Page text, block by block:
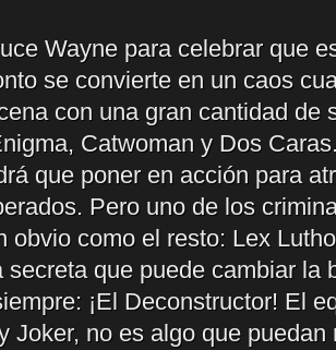
Wayne para celebrar que
se convierte en un caos
con una gran cantidad de
Catwoman y Dos
que poner en acción para
Pero uno de los
obvio como el resto: Lex
secreta que puede cambiar la
¡El Deconstructor! El
Joker, no es algo que puedan